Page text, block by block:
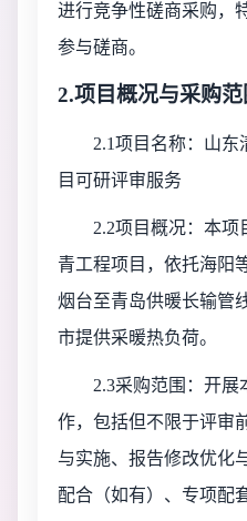
进行竞争性磋商采购，
参与磋商。
2.项目概况与采购范
2.1项目名称： 山东
目可研评审服务
2.2项目概况： 本项
青工程项目，依托海阳
烟台至青岛供暖长输管
市提供采暖热负荷。
2.3采购范围： 开展
作，包括但不限于评审
与实施、报告修改优化
配合（如有）、专项配